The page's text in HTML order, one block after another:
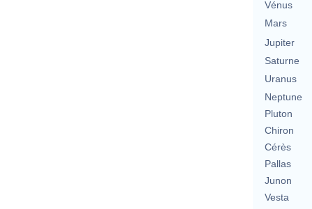
Vénus
Mars
Jupiter
Saturne
Uranus
Neptune
Pluton
Chiron
Cérès
Pallas
Junon
Vesta